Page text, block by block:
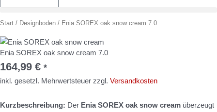
Start / Designboden / Enia SOREX oak snow cream 7.0
Enia SOREX oak snow cream 7.0
164,99 € *
inkl. gesetzl. Mehrwertsteuer zzgl. Versandkosten
Kurzbeschreibung: Der Enia SOREX oak snow cream überzeugt
Enia
oak
snow
cream
7.0